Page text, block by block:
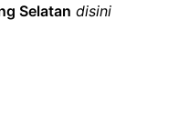
Selatan disini